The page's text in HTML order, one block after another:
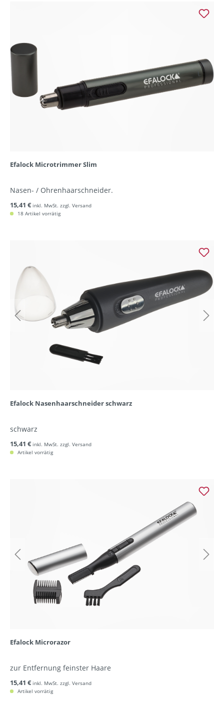
Efalock Microtrimmer Slim
Nasen- / Ohrenhaarschneider.
15,41 € inkl. MwSt. zzgl. Versand
18 Artikel vorrätig
Efalock Nasenhaarschneider schwarz
schwarz
15,41 € inkl. MwSt. zzgl. Versand
Artikel vorrätig
Efalock Microrazor
zur Entfernung feinster Haare
15,41 € inkl. MwSt. zzgl. Versand
Artikel vorrätig